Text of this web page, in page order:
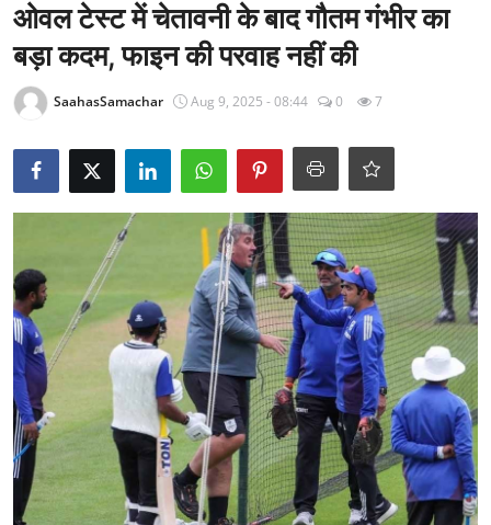
अंतराष्ट्रीय
राजनीति
Epaper
लाइफस्टाइल
टेक
ओवल टेस्ट में चेतावनी के बाद गौतम गंभीर का
बड़ा कदम, फाइन की परवाह नहीं की
SaahasSamachar Aug 9, 2025 - 08:44 0 7